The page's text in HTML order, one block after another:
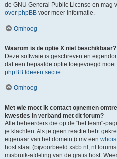
de GNU General Public License en mag
over phpBB voor meer informatie.
Omhoog
Waarom is de optie X niet beschikbaar?
Deze software is geschreven en
dat een bepaalde optie toegevoegd
phpBB Ideeën sectie.
Omhoog
Met wie moet ik contact opnemen
kwesties in verband met dit forum?
Alle beheerders die op de "het team"-
je klachten. Als je geen reactie hebt
eigenaar van het domein (dmv een
host staat (bijvoorbeeld xsbb.nl,
misbruik-afdeling van de gratis host.